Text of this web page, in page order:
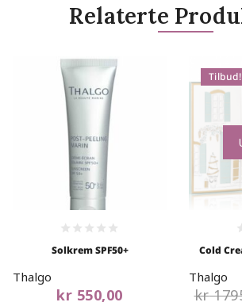
Relaterte
0
Solkrem SPF50+
Thalgo
kr 550,00
Tilbud!
0
Cold
Thalgo
kr